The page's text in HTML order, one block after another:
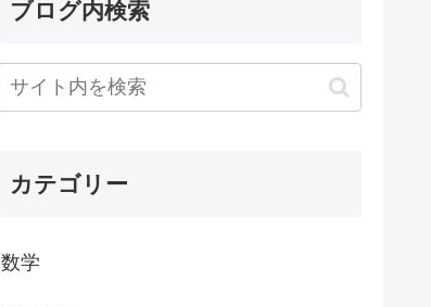
ブログ内検索
カテゴリー
数学